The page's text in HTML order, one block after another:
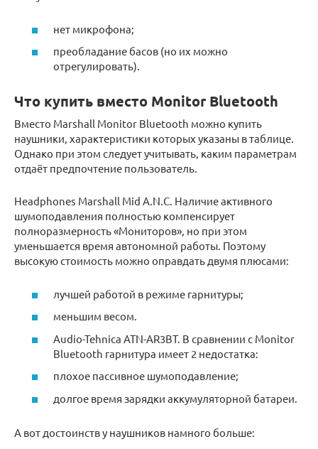
нет микрофона;
преобладание басов (но их можно
отрегулировать).
Что купить вместо Monitor Bluetooth
Вместо Marshall Monitor Bluetooth можно купить
наушники, характеристики которых указаны в таблице.
Однако при этом следует учитывать, каким параметрам
отдаёт предпочтение пользователь.
Headphones Marshall Mid A.N.C. Наличие активного
шумоподавления полностью компенсирует
полноразмерность «Мониторов», но при этом
уменьшается время автономной работы. Поэтому
высокую стоимость можно оправдать двумя плюсами:
лучшей работой в режиме гарнитуры;
меньшим весом.
Audio-Tehnica ATN-AR3BT. В сравнении с Monitor
Bluetooth гарнитура имеет 2 недостатка:
плохое пассивное шумоподавление;
долгое время зарядки аккумуляторной батареи.
А вот достоинств у наушников намного больше: